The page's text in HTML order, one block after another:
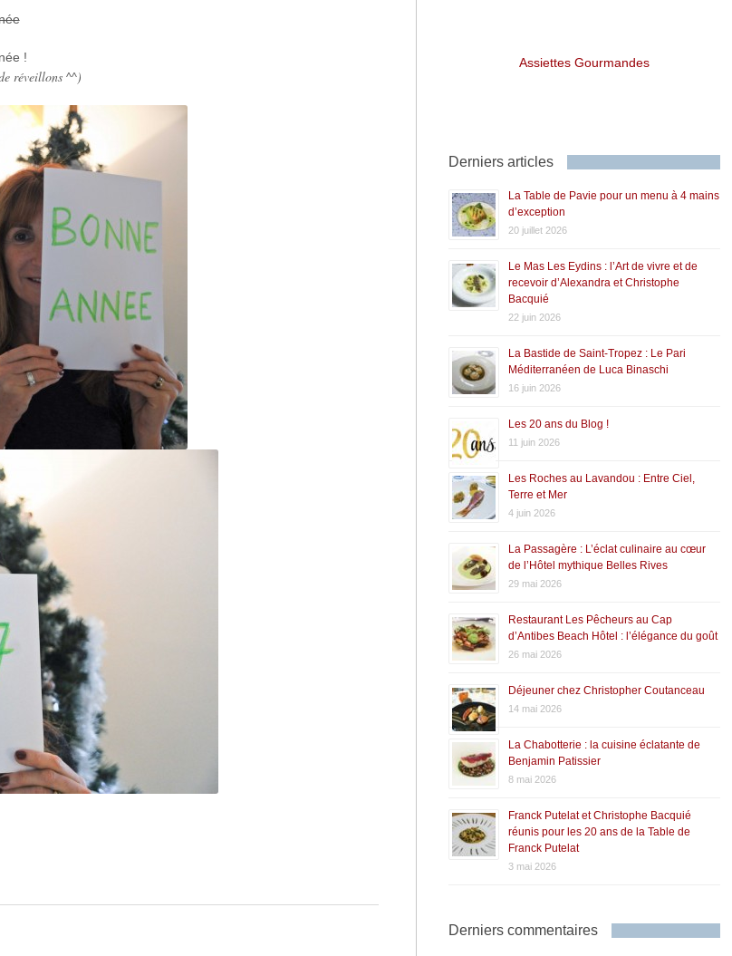
!
réveillons ^^)
Assiettes Gourmandes
Derniers articles
La Table de Pavie pour un menu à 4 mains
d’exception
20 juillet 2026
Le Mas Les Eydins : l’Art de vivre et de
recevoir d’Alexandra et Christophe
Bacquié
22 juin 2026
La Bastide de Saint-Tropez : Le Pari
Méditerranéen de Luca Binaschi
16 juin 2026
Les 20 ans du Blog !
11 juin 2026
Les Roches au Lavandou : Entre Ciel,
Terre et Mer
4 juin 2026
La Passagère : L’éclat culinaire au cœur
de l’Hôtel mythique Belles Rives
29 mai 2026
Restaurant Les Pêcheurs au Cap
d’Antibes Beach Hôtel : l’élégance du goût
26 mai 2026
Déjeuner chez Christopher Coutanceau
14 mai 2026
La Chabotterie : la cuisine éclatante de
Benjamin Patissier
8 mai 2026
Franck Putelat et Christophe Bacquié
réunis pour les 20 ans de la Table de
Franck Putelat
3 mai 2026
Derniers commentaires